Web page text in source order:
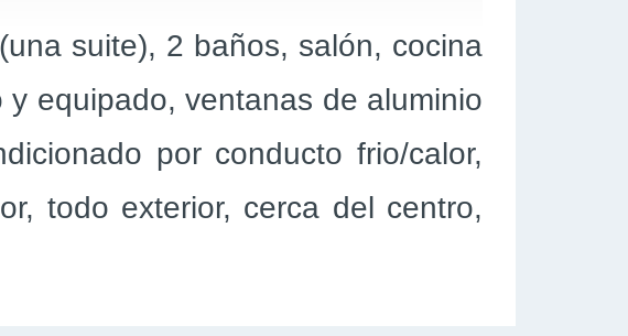
suite), 2 baños, salón, cocina
equipado, ventanas de aluminio
por conducto frio/calor,
todo exterior, cerca del centro,